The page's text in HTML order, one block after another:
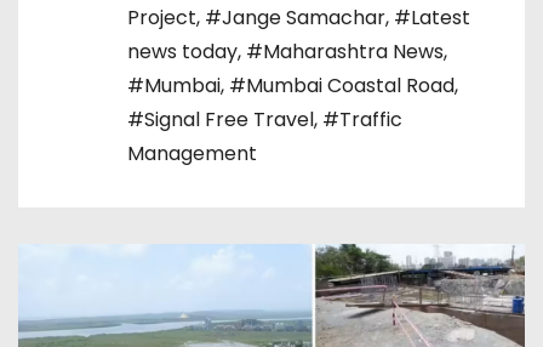
Project, #Jange Samachar, #Latest
news today, #Maharashtra News,
#Mumbai, #Mumbai Coastal Road,
#Signal Free Travel, #Traffic
Management